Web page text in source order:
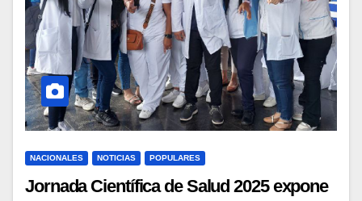
NACIONALES NOTICIAS POPULARES
Jornada Científica de Salud 2025 expone